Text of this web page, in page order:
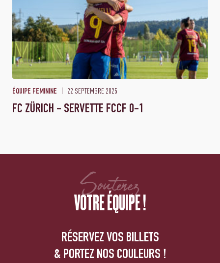
ÉQUIPE FEMININE 22 SEPTEMBRE 2025
FC ZÜRICH - SERVETTE FCCF 0-1
Soutenez
VOTRE ÉQUIPE !
RÉSERVEZ VOS BILLETS
& PORTEZ NOS COULEURS !